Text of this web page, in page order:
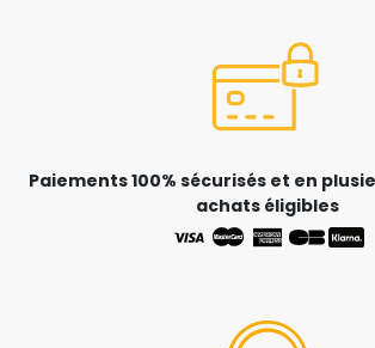
Paiements 100% sécurisés et en
achats éligibles